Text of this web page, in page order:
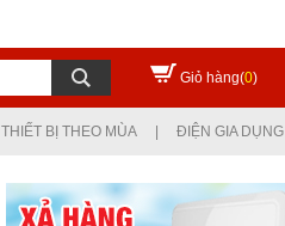
Giỏ hàng(0)
THIẾT BỊ THEO MÙA ĐIỆN GIA DỤNG